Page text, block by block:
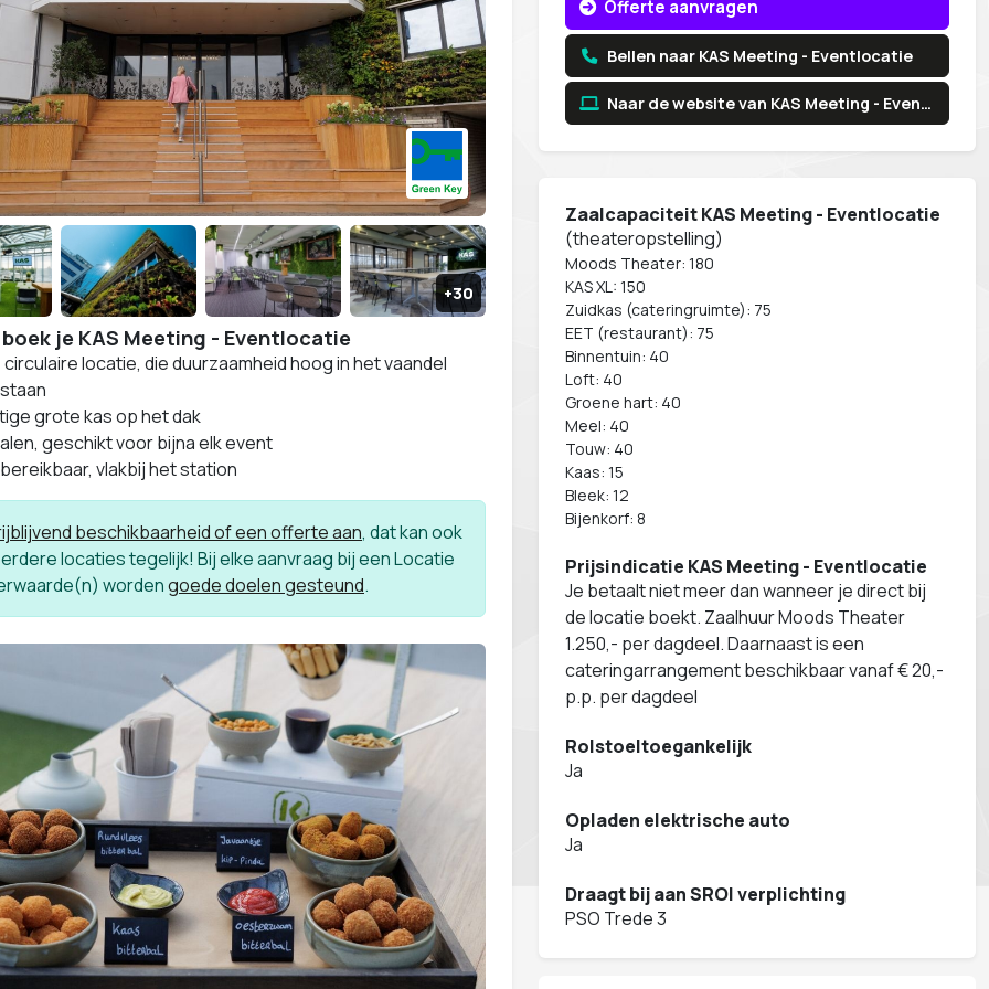
je KAS Meeting - Eventlocatie
locatie, die duurzaamheid hoog in het vaandel
grote kas op het dak
geschikt voor bijna elk event
vlakbij het station
beschikbaarheid of een offerte aan, dat kan ook
locaties tegelijk! Bij elke aanvraag bij een Locatie
wordengoede doelen gesteund.
Offerte aanvragen
Bellen naar KAS Meeting - Eventlocatie
Naar de website van KAS Meeting - Eventlocatie
Zaalcapaciteit KAS Meeting - Eventlocatie
(theateropstelling)
Moods Theater: 180
KAS XL: 150
Zuidkas (cateringruimte): 75
EET (restaurant): 75
Binnentuin: 40
Loft: 40
Groene hart: 40
Meel: 40
Touw: 40
Kaas: 15
Bleek: 12
Bijenkorf: 8
Prijsindicatie KAS Meeting - Eventlocatie
Je betaalt niet meer dan wanneer je direct bij
de locatie boekt. Zaalhuur Moods Theater
1.250,- per dagdeel. Daarnaast is een
cateringarrangement beschikbaar vanaf € 20,-
p.p. per dagdeel
Rolstoeltoegankelijk
Ja
Opladen elektrische auto
Ja
Draagt bij aan SROI verplichting
PSO Trede 3